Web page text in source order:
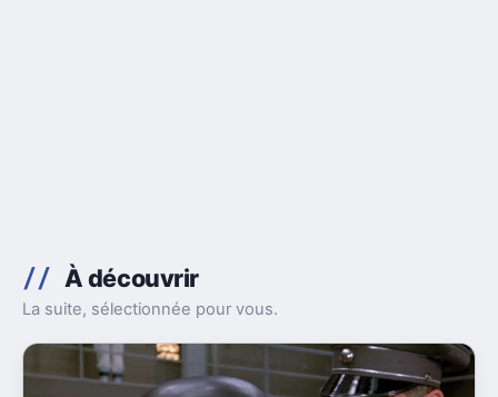
À découvrir
La suite, sélectionnée pour vous.